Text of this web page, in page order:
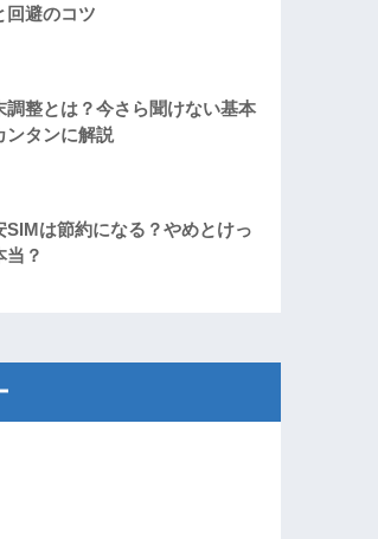
回避のコツ
調整とは？今さら聞けない基本
ンタンに解説
SIMは節約になる？やめとけっ
当？